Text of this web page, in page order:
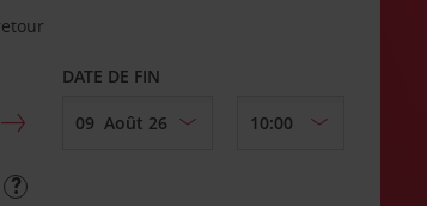
DATE DE FIN